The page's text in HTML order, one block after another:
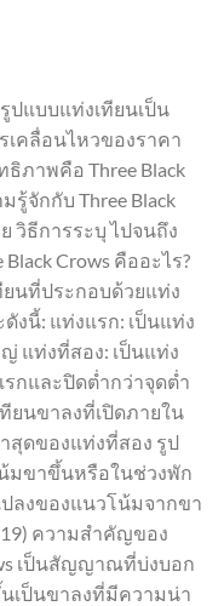
ปแบบแท่งเทียนเป็น
คลื่อนไหวของราคา
ภาพคือ Three Black
จักกับ Three Black
วิธีการระบุ ไปจนถึง
Crows คืออะไร?
ยนที่ประกอบด้วยแท่ง
งนี้: แท่งแรก: เป็นแท่ง
แท่งที่สอง: เป็นแท่ง
กและปิดต่ำกว่าจุดต่ำ
ยนขาลงที่เปิดภายใน
สุดของแท่งที่สอง รูป
มขาขึ้นหรือในช่วงพัก
ลงของแนวโน้มจากขา
ความสำคัญของ
เป็นสัญญาณที่บ่งบอก
เป็นขาลงที่มีความน่า